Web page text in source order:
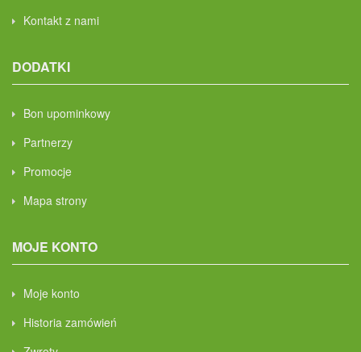
Kontakt z nami
DODATKI
Bon upominkowy
Partnerzy
Promocje
Mapa strony
MOJE KONTO
Moje konto
Historia zamówień